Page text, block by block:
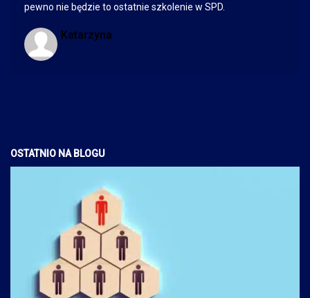
pewno nie będzie to ostatnie szkolenie w SPD.
Katarzyna
OSTATNIO NA BLOGU